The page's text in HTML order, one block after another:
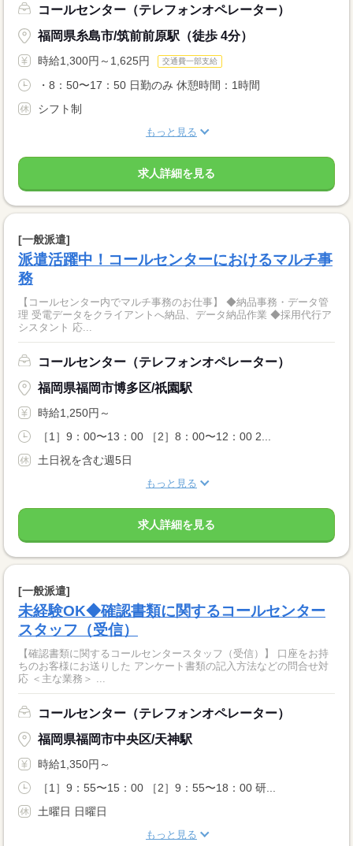
コールセンター（テレフォンオペレーター）
福岡県糸島市/筑前前原駅（徒歩 4分）
時給1,300円～1,625円 交通費一部支給
・8：50〜17：50 日勤のみ 休憩時間：1時間
シフト制
もっと見る
求人詳細を見る
[一般派遣]
派遣活躍中！コールセンターにおけるマルチ事
務
【コールセンター内でマルチ事務のお仕事】 ◆納品事務・データ管
理 受電データをクライアントへ納品、データ納品作業 ◆採用代行ア
シスタント 応...
コールセンター（テレフォンオペレーター）
福岡県福岡市博多区/祇園駅
時給1,250円～
［1］9：00〜13：00 ［2］8：00〜12：00 2...
土日祝を含む週5日
もっと見る
求人詳細を見る
[一般派遣]
未経験OK◆確認書類に関するコールセンター
スタッフ（受信）
【確認書類に関するコールセンタースタッフ（受信）】 口座をお持
ちのお客様にお送りした アンケート書類の記入方法などの問合せ対
応 ＜主な業務＞ ...
コールセンター（テレフォンオペレーター）
福岡県福岡市中央区/天神駅
時給1,350円～
［1］9：55〜15：00 ［2］9：55〜18：00 研...
土曜日 日曜日
もっと見る